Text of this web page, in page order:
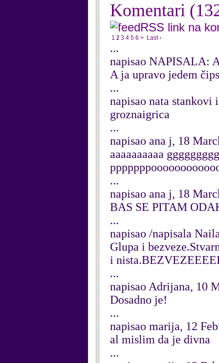
Komentari
RSS link na
1 2 3 4 5 6 > Last ›
...
napisao NAPISALA:
A ja upravo jedem
...
napisao nata stankovi
groznaigrica
...
napisao ana j, 18
aaaaaaaaaa
...
napisao ana j, 18
BAS SE PITAM
...
napisao /napisala
Glupa i
i
...
napisao Adrijana, 10
Dosadno je!
...
napisao marija, 12
al mislim da je divna
...